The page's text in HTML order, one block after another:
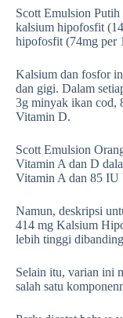
Scott Emulsion Putih
kalsium hipofosfit
hipofosfit (74mg per
Kalsium dan fosfor
dan gigi. Dalam
3g minyak ikan cod,
Vitamin D.
Scott Emulsion
Vitamin A dan D
Vitamin A dan 85
Namun, deskripsi
414 mg Kalsium
lebih tinggi
Selain itu, varian ini
salah satu